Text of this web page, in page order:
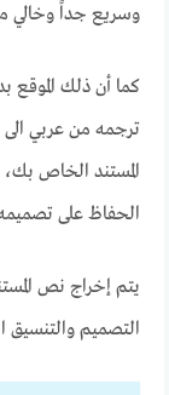
وسريع جداً وخالي
كما أن ذلك الموقع بدعم 109 لغة، وهذا
ترجمه من عربي الى
المستند الخاص
الحفاظ على
يتم إخراج نص
التصميم